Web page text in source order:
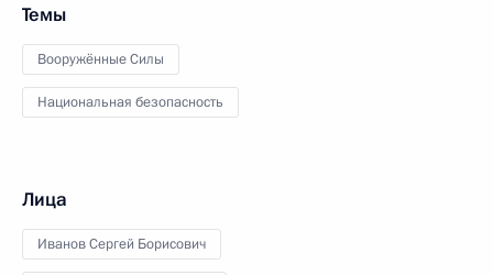
Темы
Вооружённые Силы
Национальная безопасность
Лица
Иванов Сергей Борисович